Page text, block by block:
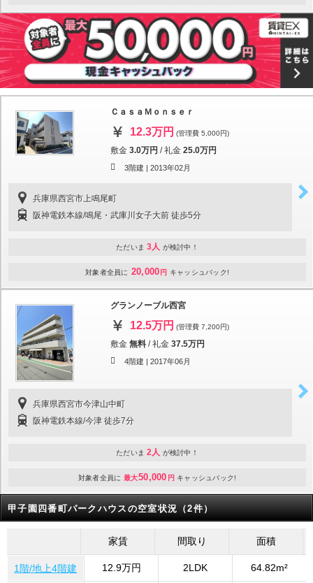
ＣａｓａＭｏｎｓｅｒ
12.3万円 (管理費 5,000円)
敷金 3.0万円 /礼金 25.0万円
3階建 | 2013年02月
兵庫県西宮市上鳴尾町
阪神電鉄本線/鳴尾・武庫川女子大前 徒歩5分
ただいま 3人 が検討中！
対象者全員に 20,000 円 キャッシュバック!
グランノーブル西宮
12.5万円 (管理費 7,200円)
敷金 無料 /礼金 37.5万円
4階建 | 2017年06月
兵庫県西宮市今津山中町
阪神電鉄本線/今津 徒歩7分
ただいま 2人 が検討中！
対象者全員に 最大50,000 円 キャッシュバック!
甲子園四番町パークハウスの空室状況（2件）
家賃 間取り 面積
1階/地上4階建 12.9万円 2LDK 64.82m²